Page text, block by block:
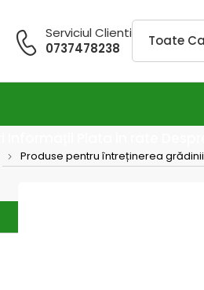
Serviciul Clienti
0737478238
Produse pentru întreținerea grădinii